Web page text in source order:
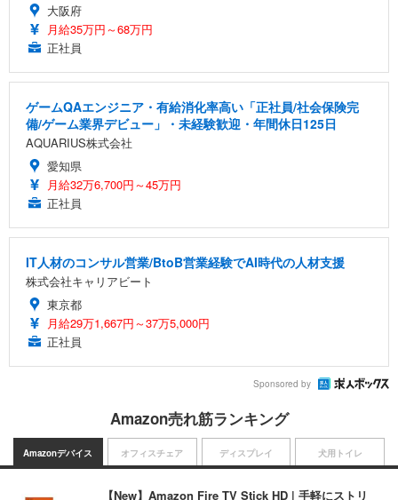
大阪府
月給35万円～68万円
正社員
ゲームQAエンジニア・有給消化率高い「正社員/社会保険完
備/ゲーム業界デビュー」・未経験歓迎・年間休日125日
AQUARIUS株式会社
愛知県
月給32万6,700円～45万円
正社員
IT人材のコンサル営業/BtoB営業経験でAI時代の人材支援
株式会社キャリアビート
東京都
月給29万1,667円～37万5,000円
正社員
Sponsored by
Amazon売れ筋ランキング
Amazonデバイス
【New】Amazon Fire TV Stick HD | 手軽にストリ
オフィスチェア ディスプレイ 犬用トイレ